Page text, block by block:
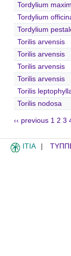
Tordylium
Tordylium
Tordylium
Torilis arvensis
Torilis arvensis
Torilis arvensis
Torilis arvensis
Torilis
Torilis nodosa
‹‹ previous 1 2 3
ITIA